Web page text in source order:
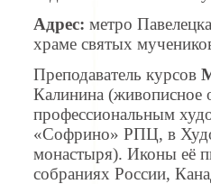
Адрес: метро
храме святых
Преподаватель курсов
Калинина (живописное
профессиональным
«Софрино» РПЦ, в
монастыря). Иконы её
собраниях России,